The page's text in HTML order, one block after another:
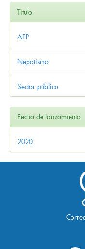
Título
AFP
Nepotismo
Sector público
Fecha de lanzamiento
2020